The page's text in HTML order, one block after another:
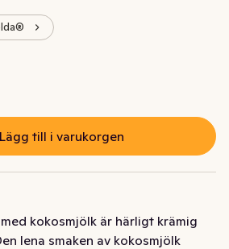
kr
Lägg till i varukorgen
kokosmjölk är härligt krämig
lena smaken av kokosmjölk